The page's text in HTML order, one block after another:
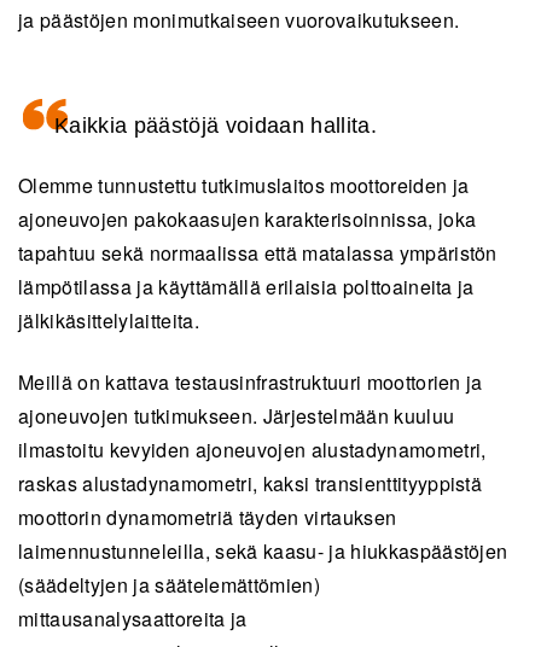
ja päästöjen monimutkaiseen vuorovaikutukseen.
Kaikkia päästöjä voidaan hallita.
Olemme tunnustettu tutkimuslaitos moottoreiden ja
ajoneuvojen pakokaasujen karakterisoinnissa, joka
tapahtuu sekä normaalissa että matalassa ympäristön
lämpötilassa ja käyttämällä erilaisia polttoaineita ja
jälkikäsittelylaitteita.
Meillä on kattava testausinfrastruktuuri moottorien ja
ajoneuvojen tutkimukseen. Järjestelmään kuuluu
ilmastoitu kevyiden ajoneuvojen alustadynamometri,
raskas alustadynamometri, kaksi transienttityyppistä
moottorin dynamometriä täyden virtauksen
laimennustunneleilla, sekä kaasu- ja hiukkaspäästöjen
(säädeltyjen ja säätelemättömien)
mittausanalysaattoreita ja